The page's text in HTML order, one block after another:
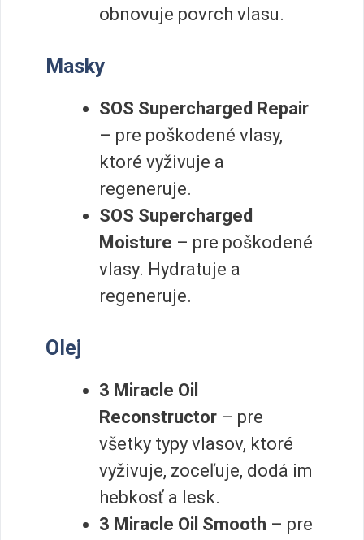
obnovuje povrch vlasu.
Masky
SOS Supercharged Repair
– pre poškodené vlasy,
ktoré vyživuje a
regeneruje.
SOS Supercharged
Moisture – pre poškodené
vlasy. Hydratuje a
regeneruje.
Olej
3 Miracle Oil
Reconstructor – pre
všetky typy vlasov, ktoré
vyživuje, zoceľuje, dodá im
hebkosť a lesk.
3 Miracle Oil Smooth – pre